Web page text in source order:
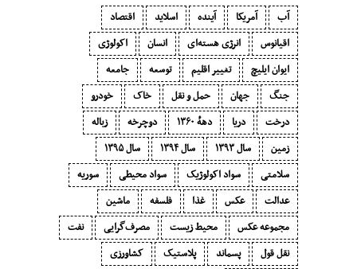
آب آمریکا آینده اسلاید
اقتصاد
اقیانوس
انرژی هسته‌ای انسان
اکولوژی
ایوان ایلیچ
تغییر اقلیم توسعه
جامعه
جنگ
جهان حمل و نقل خاک
خودرو
درخت
دریا دههٔ ۱‍۳۶۰ دوچرخه
زباله
زمین
سال ۱۳۹۳ سال ۱۳۹۴
سال ۱۳۹۵
سلامتی
سواد اکولوژیک سواد محیطی
سوریه
عدالت
عکس غذا فلسفه
ماشین
مجموعه عکس
محیط زیست مصرف‌گرایی‬
نفت
نقل قول
پسماند پلاستیک
کشاورزی